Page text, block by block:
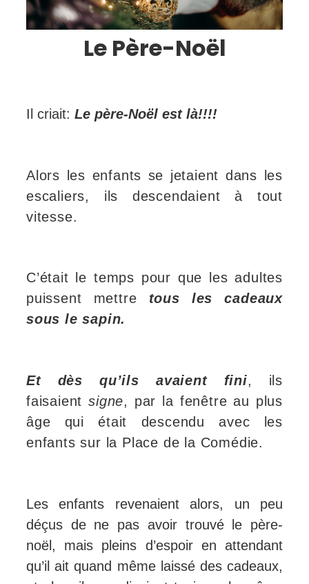
Le Père-Noël
Il criait: Le père-Noël est là!!!!
Alors les enfants se jetaient dans les
escaliers, ils descendaient à tout
vitesse.
C’était le temps pour que les adultes
puissent mettre tous les cadeaux
sous le sapin.
Et dès qu’ils avaient fini, ils
faisaientsigne, par la fenêtre au plus
âge qui était descendu avec les
enfants sur la Place de la Comédie.
Les enfants revenaient alors, un peu
déçus de ne pas avoir trouvé le père-
noël, mais pleins d’espoir en attendant
qu’il ait quand même laissé des cadeaux,